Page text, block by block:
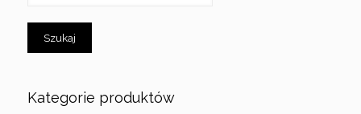
Szukaj
Kategorie produktów